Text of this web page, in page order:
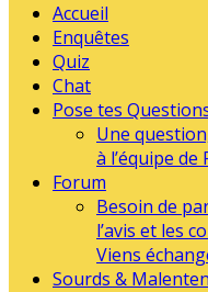
Accueil
Enquêtes
Quiz
Chat
Pose tes
Une
à l’équipe de
Forum
Besoin de
l’avis et les
Viens
Sourds &